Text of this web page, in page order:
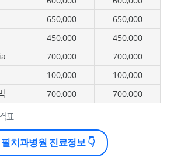
표
650,000
650,000
450,000
450,000
700,000
700,000
100,000
100,000
700,000 700,000
필치과병원 진료정보 👇